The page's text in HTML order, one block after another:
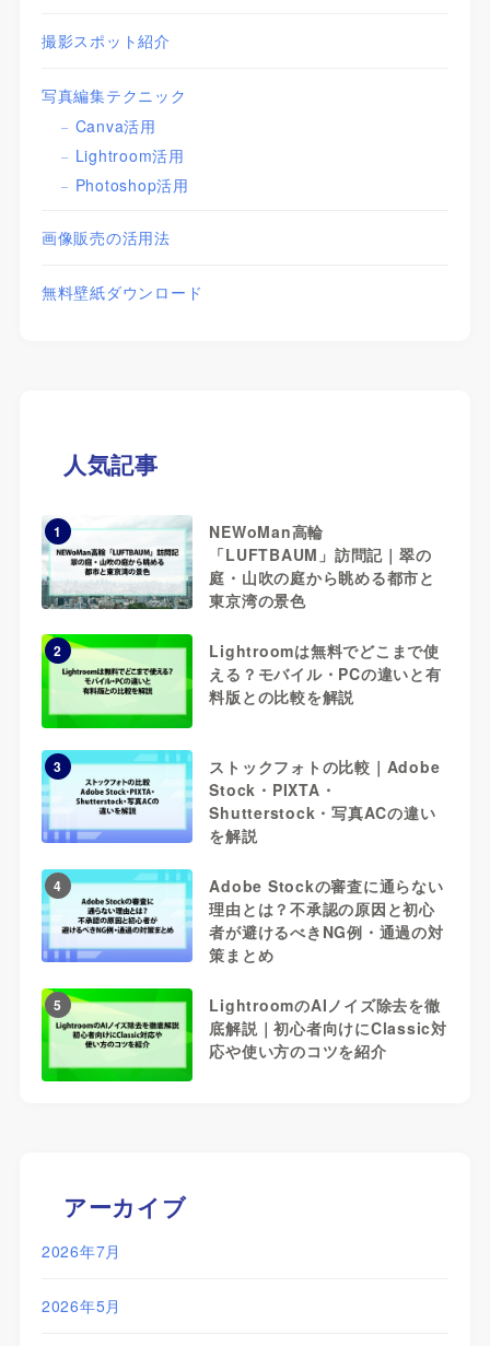
撮影スポット紹介
写真編集テクニック
Canva活用
Lightroom活用
Photoshop活用
画像販売の活用法
無料壁紙ダウンロード
人気記事
1
NEWoMan高輪
「LUFTBAUM」訪問記｜翠の
庭・山吹の庭から眺める都市と
東京湾の景色
2
Lightroomは無料でどこまで使
える？モバイル・PCの違いと有
料版との比較を解説
3
ストックフォトの比較｜Adobe
Stock・PIXTA・
Shutterstock・写真ACの違い
を解説
4
Adobe Stockの審査に通らない
理由とは？不承認の原因と初心
者が避けるべきNG例・通過の対
策まとめ
5
LightroomのAIノイズ除去を徹
底解説｜初心者向けにClassic対
応や使い方のコツを紹介
アーカイブ
2026年7月
2026年5月